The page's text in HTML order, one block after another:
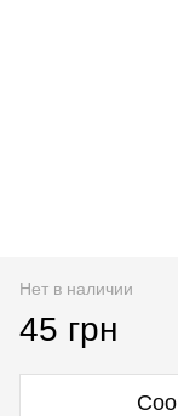
Нет в наличии
45 грн